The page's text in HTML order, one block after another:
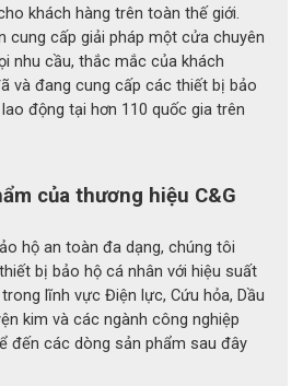
điện cao áp 7500V
toàn quốc?
hiện là một trong những đơn vị tiên
trong lĩnh vực cung cấp bảo hộ lao
dành riêng cho ngành điện. Hỗ trợ
khách hàng trên toàn thế giới.
cung cấp giải pháp một cửa chuyên
nhu cầu, thắc mắc của khách
và đang cung cấp các thiết bị bảo
động tại hơn 110 quốc gia trên
của thương hiệu C&G
hộ an toàn đa dạng, chúng tôi
bị bảo hộ cá nhân với hiệu suất
lĩnh vực Điện lực, Cứu hỏa, Dầu
kim và các ngành công nghiệp
đến các dòng sản phẩm sau đây